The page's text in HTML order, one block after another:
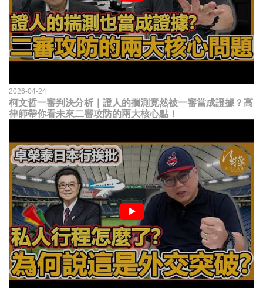
2026-04-24
柯文哲一審判決分析｜證人的揣測竟然被一審當成證據？高
律師帶你看未來二審攻防的兩大核心點！